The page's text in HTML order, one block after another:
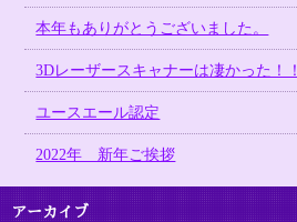
本年もありがとうございました。
3Dレーザースキャナーは凄かった！！
ユースエール認定
2022年 新年ご挨拶
アーカイブ